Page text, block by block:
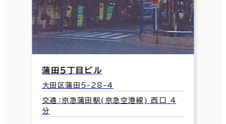
蒲田５丁目ビル
大田区蒲田5-28-4
交通：京急蒲田駅(京急空港線) 西口 4
分